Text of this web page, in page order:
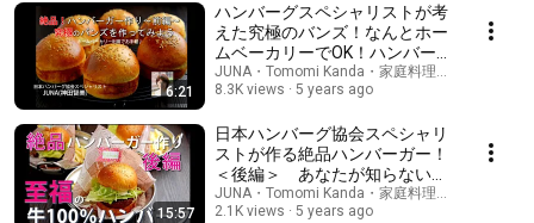
6:21
ハンバーグスペシャリストが考
えた究極のバンズ！なんとホー
ムベーカリーでOK！ハンバーガ
ー作り＜前編＞
JUNA・Tomomi Kanda・家庭料理研究家
8.3K views
5 years ago
15:57
日本ハンバーグ協会スペシャリ
ストが作る絶品ハンバーガー！
＜後編＞ あなたが知らないコ
ツ満載 ハンバーグは下だよっ
JUNA・Tomomi Kanda・家庭料理研究家
2.1K views
5 years ago